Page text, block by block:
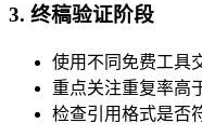
3. 终稿验证阶段
使用不同免费工具
重点关注重复率高
检查引用格式是否